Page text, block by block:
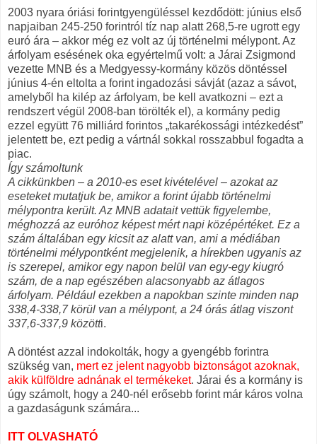
2003 nyara óriási forintgyengüléssel kezdődött: június első
napjaiban 245-250 forintról tíz nap alatt 268,5-re ugrott egy
euró ára – akkor még ez volt az új történelmi mélypont. Az
árfolyam esésének oka egyértelmű volt: a Járai Zsigmond
vezette MNB és a Medgyessy-kormány közös döntéssel
június 4-én eltolta a forint ingadozási sávját (azaz a sávot,
amelyből ha kilép az árfolyam, be kell avatkozni – ezt a
rendszert végül 2008-ban törölték el), a kormány pedig
ezzel együtt 76 milliárd forintos „takarékossági intézkedést”
jelentett be, ezt pedig a vártnál sokkal rosszabbul fogadta a
piac.
Így számoltunk
A cikkünkben – a 2010-es eset kivételével – azokat az
eseteket mutatjuk be, amikor a forint újabb történelmi
mélypontra került. Az MNB adatait vettük figyelembe,
méghozzá az euróhoz képest mért napi középértéket. Ez a
szám általában egy kicsit az alatt van, ami a médiában
történelmi mélypontként megjelenik, a hírekben ugyanis az
is szerepel, amikor egy napon belül van egy-egy kiugró
szám, de a nap egészében alacsonyabb az átlagos
árfolyam. Például ezekben a napokban szinte minden nap
338,4-338,7 körül van a mélypont, a 24 órás átlag viszont
337,6-337,9 közötti.
A döntést azzal indokolták, hogy a gyengébb forintra
szükség van, mert ez jelent nagyobb biztonságot azoknak,
akik külföldre adnának el termékeket. Járai és a kormány is
úgy számolt, hogy a 240-nél erősebb forint már káros volna
a gazdaságunk számára...
ITT OLVASHATÓ